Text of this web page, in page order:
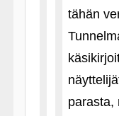
tähän
parasta,